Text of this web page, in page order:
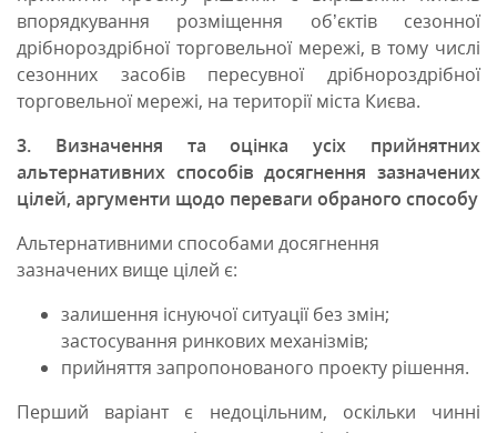
впорядкування розміщення об’єктів сезонної
дрібнороздрібної торговельної мережі, в тому числі
сезонних засобів пересувної дрібнороздрібної
торговельної мережі, на території міста Києва.
3. Визначення та оцінка усіх прийнятних
альтернативних способів досягнення зазначених
цілей, аргументи щодо переваги обраного способу
Альтернативними способами досягнення
зазначених вище цілей є:
залишення існуючої ситуації без змін;
застосування ринкових механізмів;
прийняття запропонованого проекту рішення.
Перший варіант є недоцільним, оскільки чинні